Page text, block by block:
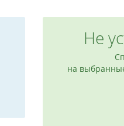
Не
на